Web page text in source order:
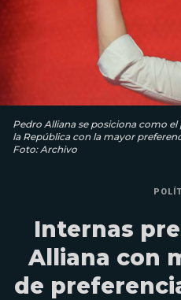
Pedro Alliana se posiciona como
la República con la mayor
Foto: Archivo
Internas
Alliana con
de